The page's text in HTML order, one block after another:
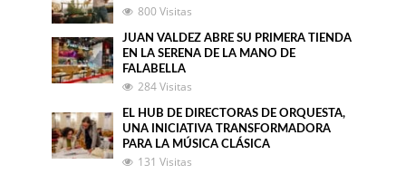
800 Visitas
JUAN VALDEZ ABRE SU PRIMERA TIENDA
EN LA SERENA DE LA MANO DE
FALABELLA
284 Visitas
EL HUB DE DIRECTORAS DE ORQUESTA,
UNA INICIATIVA TRANSFORMADORA
PARA LA MÚSICA CLÁSICA
131 Visitas